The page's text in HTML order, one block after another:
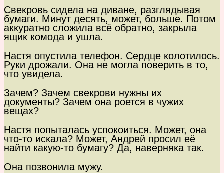
Свекровь сидела на диване, разглядывая
бумаги. Минут десять, может, больше. Потом
аккуратно сложила всё обратно, закрыла
ящик комода и ушла.
Настя опустила телефон. Сердце колотилось.
Руки дрожали. Она не могла поверить в то,
что увидела.
Зачем? Зачем свекрови нужны их
документы? Зачем она роется в чужих
вещах?
Настя попыталась успокоиться. Может, она
что-то искала? Может, Андрей просил её
найти какую-то бумагу? Да, наверняка так.
Она позвонила мужу.